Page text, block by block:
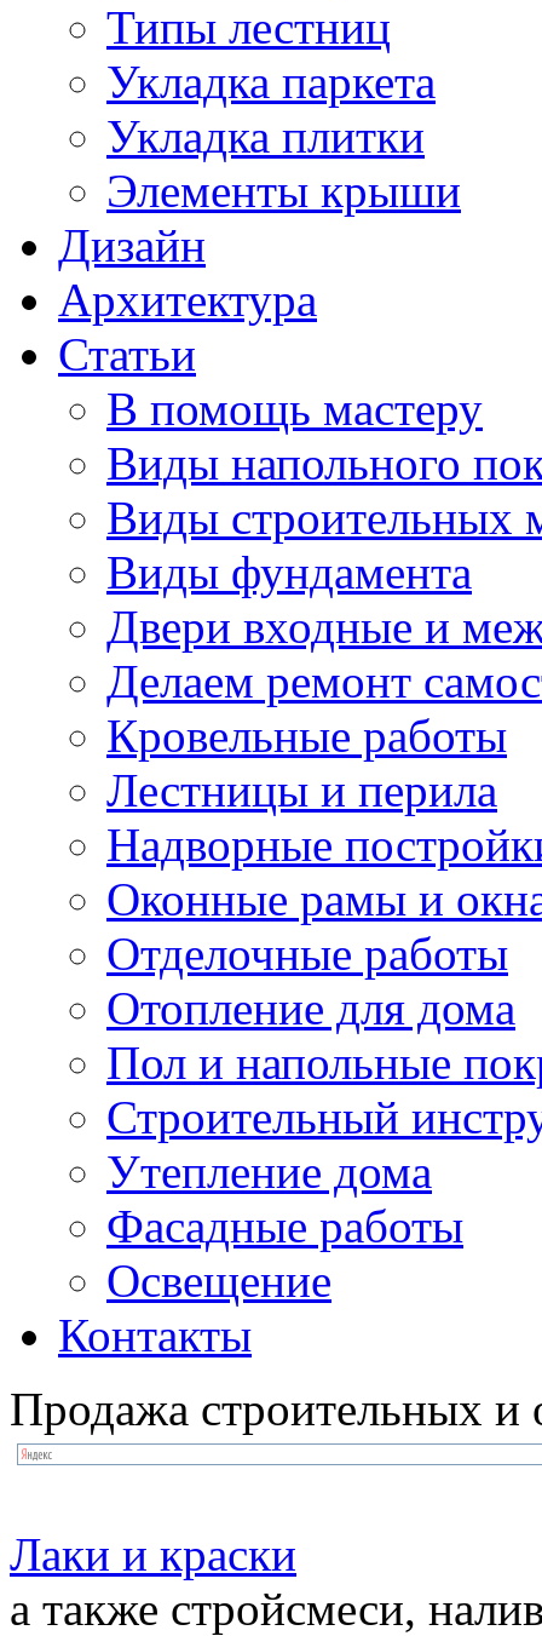
Типы лестниц
Укладка паркета
Укладка плитки
Элементы крыши
Дизайн
Архитектура
Статьи
В помощь мастеру
Виды напольного
Виды строительных
Виды фундамента
Двери входные и
Делаем ремонт
Кровельные работы
Лестницы и перила
Надворные
Оконные рамы и
Отделочные работы
Отопление для дома
Пол и напольные
Строительный
Утепление дома
Фасадные работы
Освещение
Контакты
Продажа строительных и
Лаки и краски
а также стройсмеси,